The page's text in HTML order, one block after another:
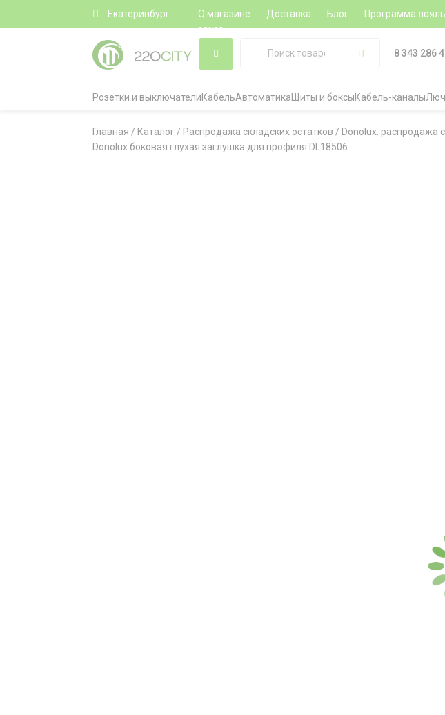
Екатеринбург О магазине Доставка Блог Программа
заказ
8 343 286
Розетки и выключателиКабельАвтоматика Щиты и боксыКабель-каналы
Главная / Каталог / Распродажа складских остатков / Donolux: распродажа
Donolux боковая глухая заглушка для профиля DL18506